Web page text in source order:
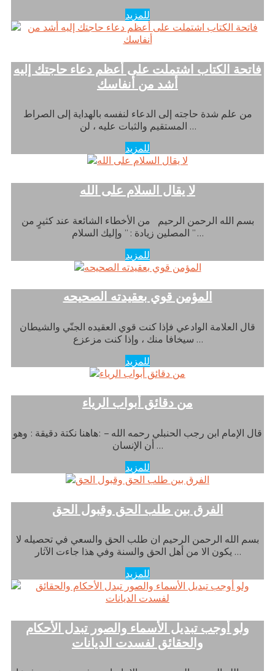
للمزيد
فاتحة الكتاب اشتملت على أعظم دعاء حاجتك إليه
أشد من أنفاسك
من علم شدة حاجته إلى الدعاء لنفسه بالهداية إلى الصراط
المستقيم والثبات عليه ، لن …
للمزيد
لا يقال السلام على الله
بسم الله الرحمن الرحيم من الأخطاء الشائعة عند كثيرٍ من
المصلين زيادة : ” وإليك السلام ” …
للمزيد
المؤمن قوي بعقيدته الصحيحه
قال العلامة الوادعي فإذا كنت قوي العقيده الجنّي والشيطان
سيخافا منك ، وإذا كنت مزعزع …
للمزيد
من دقائق أبواب الرياء
قال الإمام ابن رجب الحنبلي رحمه الله – :هاهنا نكتة دقيقة : وهو
أن الإنسان …
للمزيد
الفرق بين طلب الحق وقبول الحق
بسم الله الرحمن الرحيم ان طلب الحق والسعي في تحصيله لا
يكون الا من أهل الحق والسنة وفي هذا جاءت الآثار …
للمزيد
ولو أوجب تبديل الأسماء والصور تبدل الأحكام
والحقائق لفسدت الديانات